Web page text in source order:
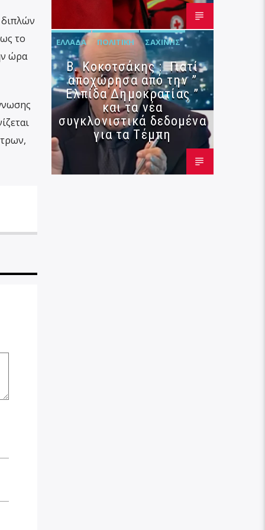
το
ώρα
ΕΛΛΆΔΑ ΠΟΛΙΤΙΚΉ ΣΑΧΊΝΗΣ
Β. Κοκοτσάκης : Γιατί
αποχώρησα από την ”
Ελπίδα Δημοκρατίας ”
και τα νέα
συγκλονιστικά δεδομένα
για τα Τέμπη